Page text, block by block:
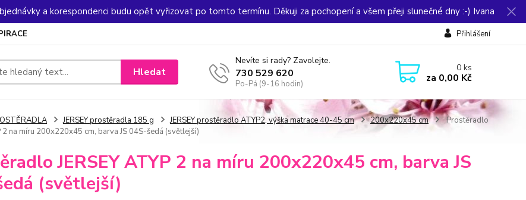
a korespondenci budu opět vyřizovat po tomto termínu. Děkuji za pochopení a všem přeji slunečné dny :-) Ivana
Přihlášení
Hledat
Nevíte si rady? Zavolejte.
730 529 620
Po-Pá (9-16 hodin)
0ks
za 0,00 Kč
JERSEY prostěradla 185 g JERSEY prostěradlo ATYP2, výška matrace 40-45 cm 200x220x45 cm
Prostěradlo
2 na míru 200x220x45 cm, barva JS 04S-šedá (světlejší)
JERSEY ATYP 2 na míru 200x220x45 cm, barva JS
(světlejší)